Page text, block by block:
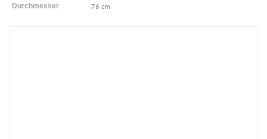
Durchmesser 76 cm